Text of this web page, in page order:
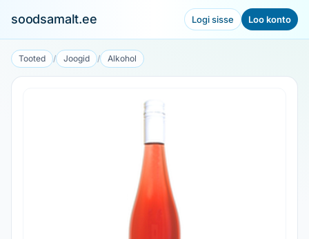
soodsamalt.ee Logi sisse Loo konto
Tooted / Joogid / Alkohol